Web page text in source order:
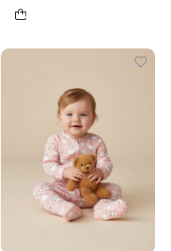
62
80 86